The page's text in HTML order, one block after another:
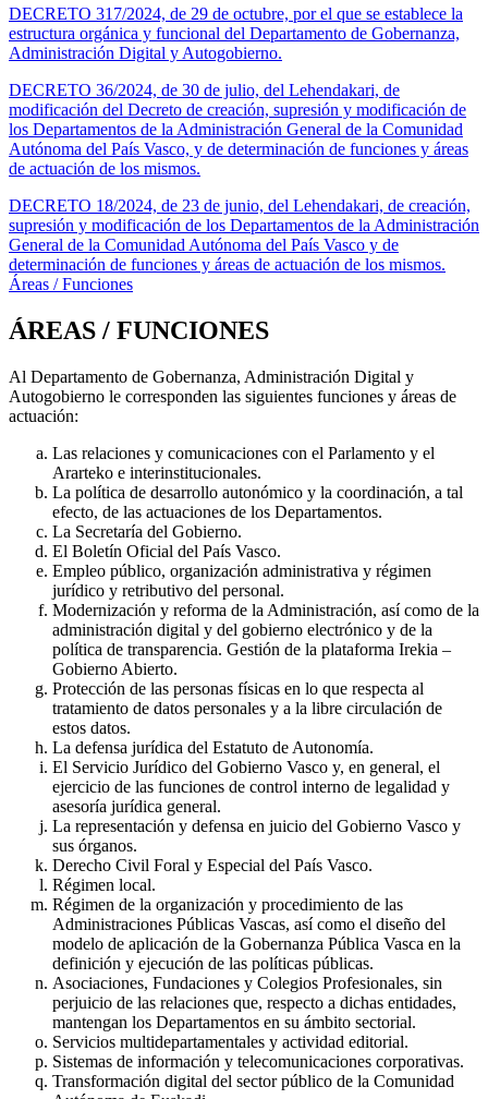
DECRETO 317/2024, de 29 de octubre, por el que se establece la
estructura orgánica y funcional del Departamento de Gobernanza,
Administración Digital y Autogobierno.
DECRETO 36/2024, de 30 de julio, del Lehendakari, de
modificación del Decreto de creación, supresión y modificación de
los Departamentos de la Administración General de la Comunidad
Autónoma del País Vasco, y de determinación de funciones y áreas
de actuación de los mismos.
DECRETO 18/2024, de 23 de junio, del Lehendakari, de creación,
supresión y modificación de los Departamentos de la Administración
General de la Comunidad Autónoma del País Vasco y de
determinación de funciones y áreas de actuación de los mismos.
Áreas / Funciones
ÁREAS / FUNCIONES
Al Departamento de Gobernanza, Administración Digital y
Autogobierno le corresponden las siguientes funciones y áreas de
actuación:
Las relaciones y comunicaciones con el Parlamento y el
Ararteko e interinstitucionales.
La política de desarrollo autonómico y la coordinación, a tal
efecto, de las actuaciones de los Departamentos.
La Secretaría del Gobierno.
El Boletín Oficial del País Vasco.
Empleo público, organización administrativa y régimen
jurídico y retributivo del personal.
Modernización y reforma de la Administración, así como de la
administración digital y del gobierno electrónico y de la
política de transparencia. Gestión de la plataforma Irekia –
Gobierno Abierto.
Protección de las personas físicas en lo que respecta al
tratamiento de datos personales y a la libre circulación de
estos datos.
La defensa jurídica del Estatuto de Autonomía.
El Servicio Jurídico del Gobierno Vasco y, en general, el
ejercicio de las funciones de control interno de legalidad y
asesoría jurídica general.
La representación y defensa en juicio del Gobierno Vasco y
sus órganos.
Derecho Civil Foral y Especial del País Vasco.
Régimen local.
Régimen de la organización y procedimiento de las
Administraciones Públicas Vascas, así como el diseño del
modelo de aplicación de la Gobernanza Pública Vasca en la
definición y ejecución de las políticas públicas.
Asociaciones, Fundaciones y Colegios Profesionales, sin
perjuicio de las relaciones que, respecto a dichas entidades,
mantengan los Departamentos en su ámbito sectorial.
Servicios multidepartamentales y actividad editorial.
Sistemas de información y telecomunicaciones corporativas.
Transformación digital del sector público de la Comunidad